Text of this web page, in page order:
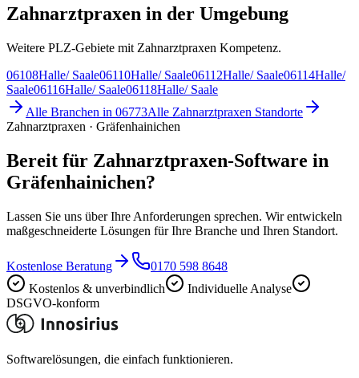
Zahnarztpraxen in der Umgebung
Weitere PLZ-Gebiete mit Zahnarztpraxen Kompetenz.
06108Halle/ Saale06110Halle/ Saale06112Halle/ Saale06114Halle/
Saale06116Halle/ Saale06118Halle/ Saale
Alle Branchen in 06773Alle Zahnarztpraxen Standorte
Zahnarztpraxen · Gräfenhainichen
Bereit für Zahnarztpraxen-Software in
Gräfenhainichen?
Lassen Sie uns über Ihre Anforderungen sprechen. Wir entwickeln
maßgeschneiderte Lösungen für Ihre Branche und Ihren Standort.
Kostenlose Beratung
0170 598 8648
Kostenlos & unverbindlich
Individuelle Analyse
DSGVO-konform
Softwarelösungen, die einfach funktionieren.